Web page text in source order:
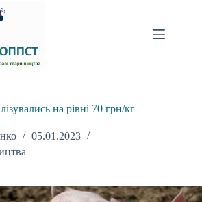
на рівні 70 грн/кг
05.01.2023